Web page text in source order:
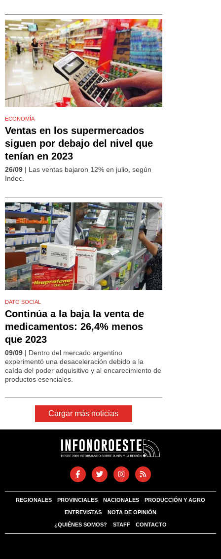
ECONOMÍA
Ventas en los supermercados
siguen por debajo del nivel que
tenían en 2023
26/09 | Las ventas bajaron 12% en julio, según
Indec.
DATO SOCIAL
Continúa a la baja la venta de
medicamentos: 26,4% menos
que 2023
09/09 | Dentro del mercado argentino
experimentó una desaceleración debido a la
caída del poder adquisitivo y al encarecimiento de
productos esenciales.
Cargar más noticias
REGIONALES PROVINCIALES NACIONALES PRODUCCIÓN Y AGRO
ENTREVISTAS NOTA DE OPINIÓN
¿QUIÉNES SOMOS? STAFF CONTACTO